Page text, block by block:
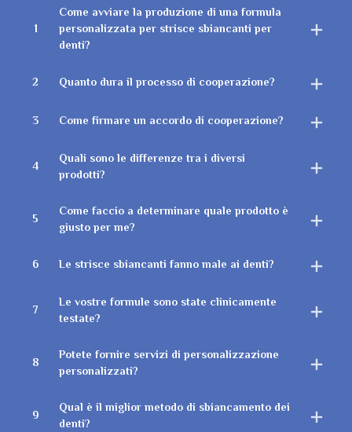
1
Come avviare la produzione di una formula
personalizzata per strisce sbiancanti per
denti?
2 Quanto dura il processo di cooperazione?
3 Come firmare un accordo di cooperazione?
4
Quali sono le differenze tra i diversi
prodotti?
5
Come faccio a determinare quale prodotto è
giusto per me?
6 Le strisce sbiancanti fanno male ai denti?
7
Le vostre formule sono state clinicamente
testate?
8
Potete fornire servizi di personalizzazione
personalizzati?
9
Qual è il miglior metodo di sbiancamento dei
denti?